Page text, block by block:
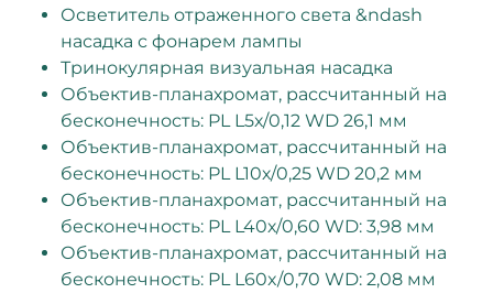
Осветитель отраженного света &ndash
насадка с фонарем лампы
Тринокулярная визуальная насадка
Объектив-планахромат, рассчитанный на
бесконечность: PL L5х/0,12 WD 26,1 мм
Объектив-планахромат, рассчитанный на
бесконечность: PL L10х/0,25 WD 20,2 мм
Объектив-планахромат, рассчитанный на
бесконечность: PL L40х/0,60 WD: 3,98 мм
Объектив-планахромат, рассчитанный на
бесконечность: PL L60x/0,70 WD: 2,08 мм